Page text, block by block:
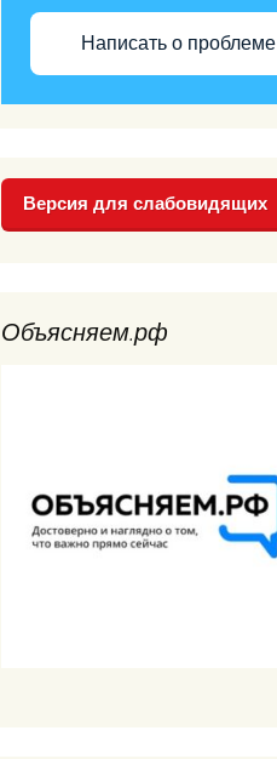
Написать о проблеме
Версия для слабовидящих
Объясняем.рф